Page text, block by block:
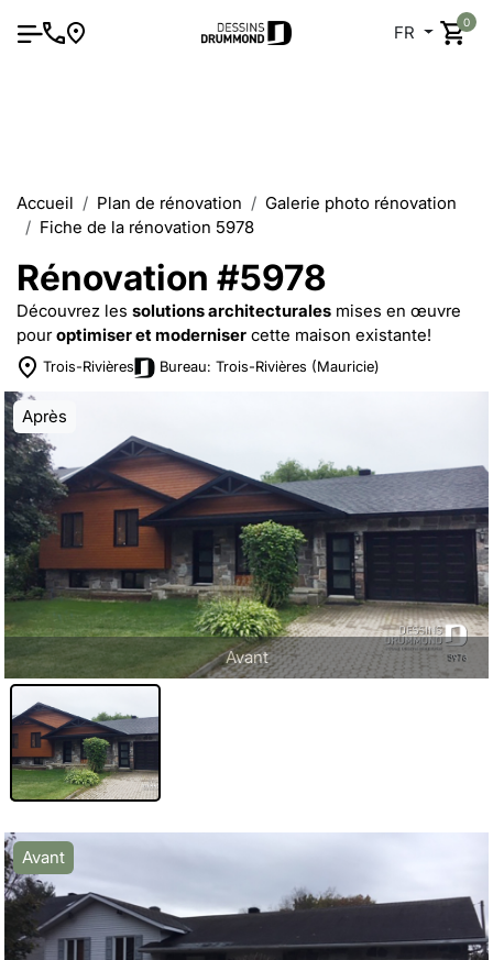
FR
0
Accueil Plan de rénovation
Galerie photo rénovation
Fiche de la rénovation 5978
Rénovation #5978
Découvrez les solutions architecturales mises en œuvre
pouroptimiser et moderniser cette maison existante!
Trois-Rivières Bureau: Trois-Rivières (Mauricie)
Après
Avant
Avant